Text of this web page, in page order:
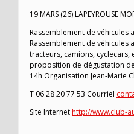
19 MARS (26) LAPEYROUSE
Rassemblement de véhicules
Rassemblement de véhicules
tracteurs, camions, cyclecars,
proposition de dégustation
14h Organisation Jean-Marie
T 06 28 20 77 53 Courriel
Site Internethttp://www.club-